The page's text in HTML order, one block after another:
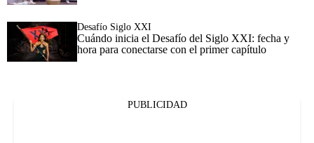
Desafío Siglo XXI
Cuándo inicia el Desafío del Siglo XXI: fecha y
hora para conectarse con el primer capítulo
PUBLICIDAD